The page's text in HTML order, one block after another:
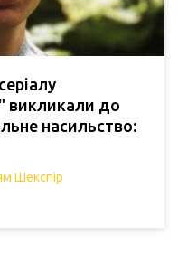
викликали до
насильство:
Шекспір